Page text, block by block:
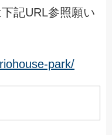
記URL参照願い
park/